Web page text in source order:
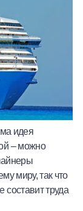
идея
– можно
миру, так что
труда